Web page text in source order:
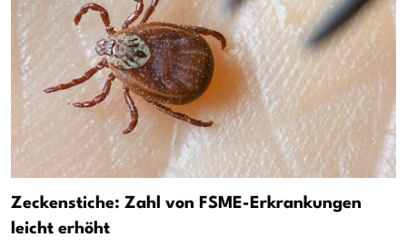
Zeckenstiche: Zahl von FSME-Erkrankungen
leicht erhöht